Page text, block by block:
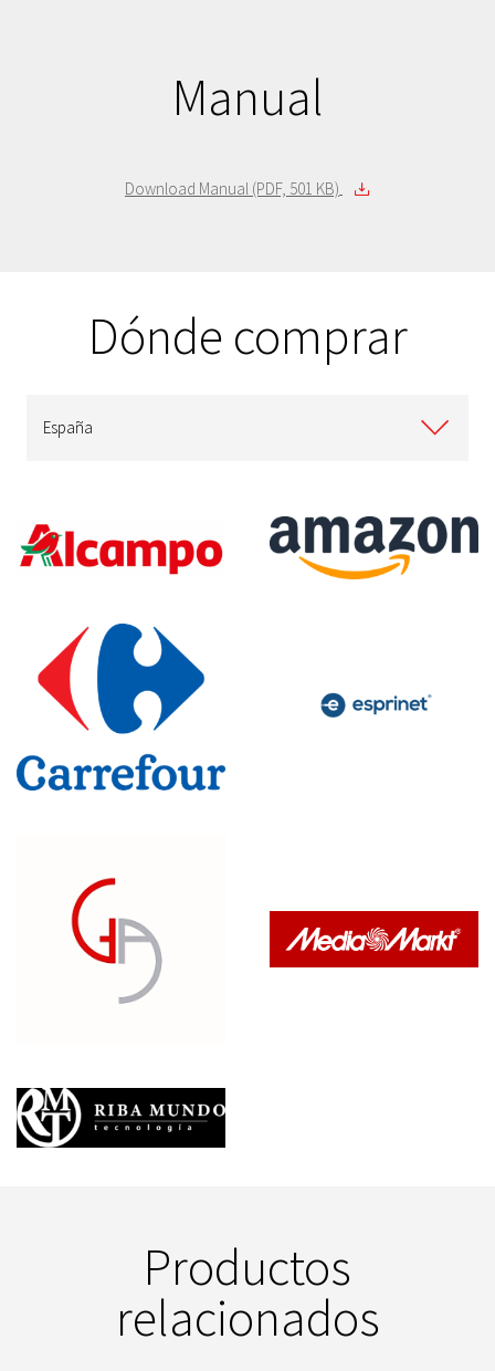
Manual
Download Manual (PDF, 501 KB)
Dónde comprar
España
Productos
relacionados